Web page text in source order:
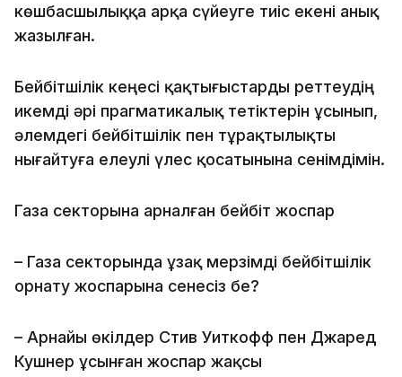
көшбасшылыққа арқа сүйеуге тиіс екені анық
жазылған.
Бейбітшілік кеңесі қақтығыстарды реттеудің
икемді әрі прагматикалық тетіктерін ұсынып,
әлемдегі бейбітшілік пен тұрақтылықты
нығайтуға елеулі үлес қосатынына сенімдімін.
Газа секторына арналған бейбіт жоспар
– Газа секторында ұзақ мерзімді бейбітшілік
орнату жоспарына сенесіз бе?
– Арнайы өкілдер Стив Уиткофф пен Джаред
Кушнер ұсынған жоспар жақсы